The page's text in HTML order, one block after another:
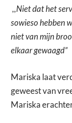
,,Niet dat het
sowieso hebben
niet van mijn
elkaar gewaagd”
Mariska laat
geweest van
Mariska